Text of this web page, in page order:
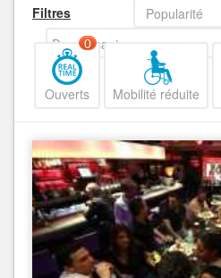
Filtres
Popularité
Decroissant
Ouverts
0
Mobilité réduite